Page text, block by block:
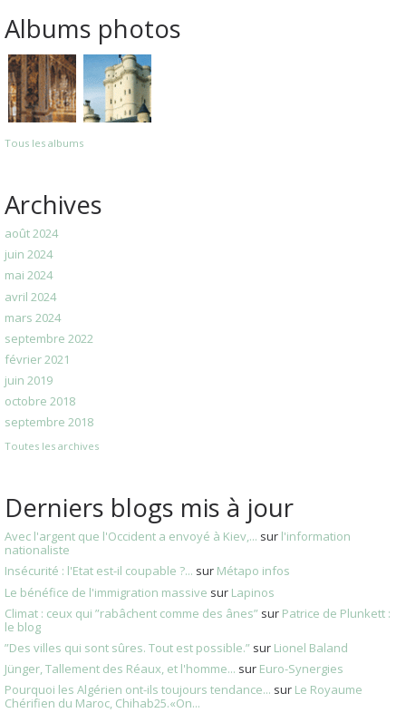
Albums photos
Tous les albums
Archives
août 2024
juin 2024
mai 2024
avril 2024
mars 2024
septembre 2022
février 2021
juin 2019
octobre 2018
septembre 2018
Toutes les archives
Derniers blogs mis à jour
Avec l'argent que l'Occident a envoyé à Kiev,... sur l'information
nationaliste
Insécurité : l'Etat est-il coupable ?... sur Métapo infos
Le bénéfice de l'immigration massive sur Lapinos
Climat : ceux qui ”rabâchent comme des ânes” sur Patrice de Plunkett :
le blog
”Des villes qui sont sûres. Tout est possible.” sur Lionel Baland
Jünger, Tallement des Réaux, et l'homme... sur Euro-Synergies
Pourquoi les Algérien ont-ils toujours tendance... sur Le Royaume
Chérifien du Maroc, Chihab25.«On...